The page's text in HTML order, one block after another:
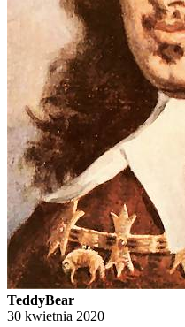
TeddyBear
30 kwietnia 2020